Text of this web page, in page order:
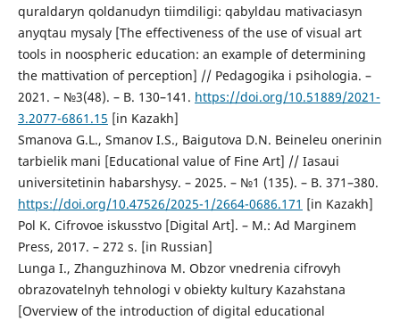
quraldaryn qoldanudyn tiіmdіlіgі: qabyldau mativaciasyn
anyqtau mysaly [The effectiveness of the use of visual art
tools in noospheric education: an example of determining
the mattivation of perception] // Pedagogika i psihologia. –
2021. – №3(48). – B. 130–141. https://doi.org/10.51889/2021-
3.2077-6861.15 [in Kazakh]
Smanova G.L., Smanov І.S., Baigutova D.N. Beineleu onerіnіn
tarbielіk manі [Educational value of Fine Art] // Iasaui
universitetіnіn habarshysy. – 2025. – №1 (135). – B. 371–380.
https://doi.org/10.47526/2025-1/2664-0686.171 [in Kazakh]
Pol K. Cifrovoe iskusstvo [Digital Art]. – M.: Ad Marginem
Press, 2017. – 272 s. [in Russian]
Lunga I., Zhanguzhinova M. Obzor vnedrenia cifrovyh
obrazovatelnyh tehnologi v obiekty kultury Kazahstana
[Overview of the introduction of digital educational